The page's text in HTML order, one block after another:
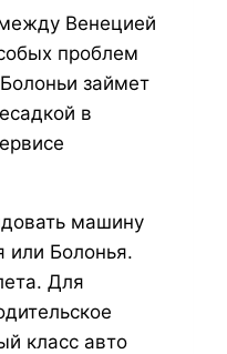
Венецией
проблем
займет
в
машину
или Болонья.
Для
класс авто